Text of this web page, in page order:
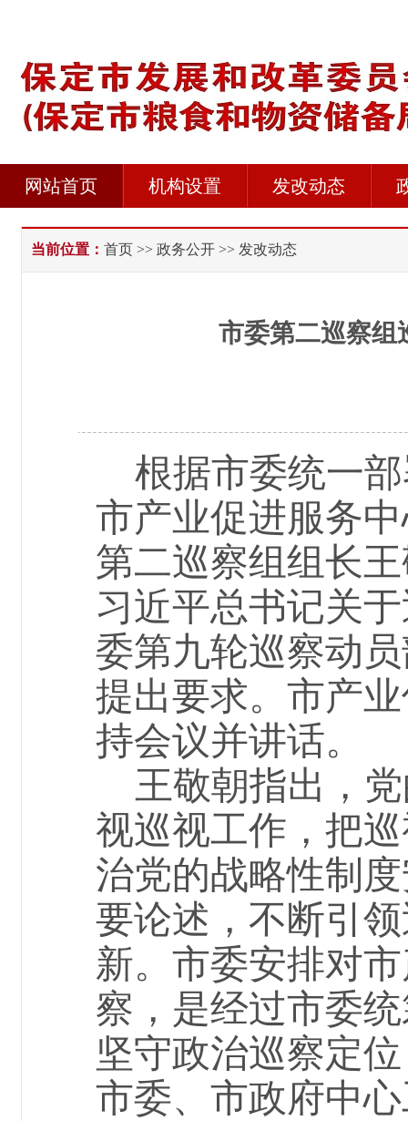
网站首页 机构设置 发改动态
当前位置： 首页 >> 政务公开 >> 发改动态
市委第二巡察组
根据市委统一
市产业促进服务
第二巡察组组长
习近平总书记关
委第九轮巡察动
提出要求。市产
持会议并讲话。
王敬朝指出，
视巡视工作，把
治党的战略性制
要论述，不断引
新。市委安排对
察， 是经过市委
坚守政治巡察定
市委、市政府中